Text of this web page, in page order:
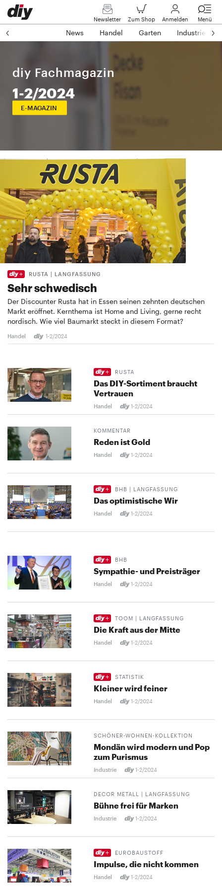
Newsletter Zum Shop Anmelden Menü
News Handel Garten Industrie
diy Fachmagazin
1-2/2024
E-MAGAZIN
RUSTA | LANGFASSUNG
Sehr schwedisch
Der Discounter Rusta hat in Essen seinen zehnten deutschen
Markt eröffnet. Kernthema ist Home and Living, gerne recht
nordisch. Wie viel Baumarkt steckt in diesem Format?
Handel 1-2/2024
RUSTA
Das DIY-Sortiment braucht
Vertrauen
Handel 1-2/2024
KOMMENTAR
Reden ist Gold
Handel 1-2/2024
BHB | LANGFASSUNG
Das optimistische Wir
Handel 1-2/2024
BHB
Sympathie- und Preisträger
Handel 1-2/2024
TOOM | LANGFASSUNG
Die Kraft aus der Mitte
Handel 1-2/2024
STATISTIK
Kleiner wird feiner
Handel 1-2/2024
SCHÖNER-WOHNEN-KOLLEKTION
Mondän wird modern und Pop
zum Purismus
Industrie 1-2/2024
DECOR METALL | LANGFASSUNG
Bühne frei für Marken
Industrie 1-2/2024
EUROBAUSTOFF
Impulse, die nicht kommen
Handel 1-2/2024